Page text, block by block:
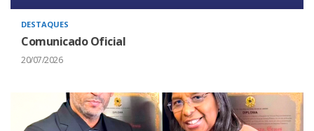
DESTAQUES
Comunicado Oficial
20/07/2026